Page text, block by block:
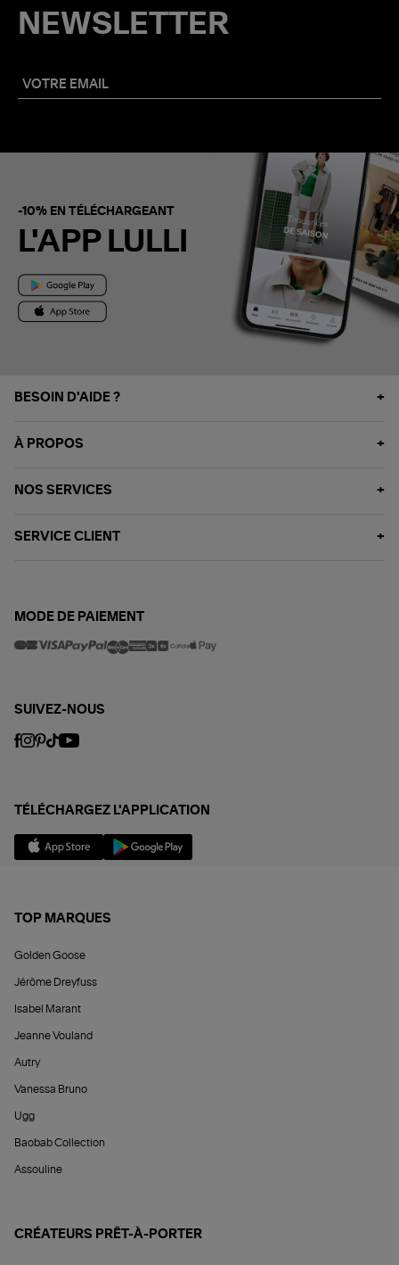
NEWSLETTER
-10% EN TÉLÉCHARGEANT
L'APP LULLI
BESOIN D'AIDE ?
À PROPOS
NOS SERVICES
SERVICE CLIENT
MODE DE PAIEMENT
SUIVEZ-NOUS
TÉLÉCHARGEZ L'APPLICATION
TOP MARQUES
Golden Goose
Jérôme Dreyfuss
Isabel Marant
Jeanne Vouland
Autry
Vanessa Bruno
Ugg
Baobab Collection
Assouline
CRÉATEURS PRÊT-À-PORTER